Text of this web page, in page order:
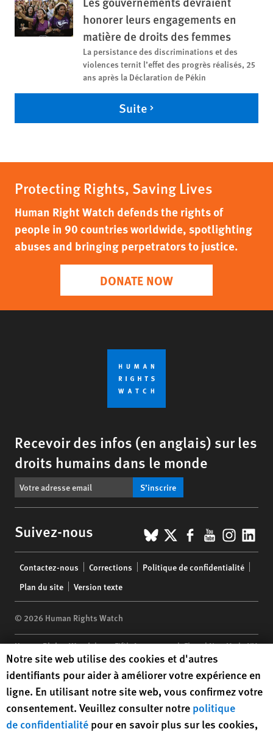
honorer leurs engagements en
matière de droits des femmes
La persistance des discriminations et des
violences ternit l’effet des progrès réalisés, 25
ans après la Déclaration de Pékin
Suite
Protecting Rights, Saving Lives
Human Right Watch defends the rights of
people in 90 countries worldwide, spotlighting
abuses and bringing perpetrators to justice.
DONATE NOW
Recevoir des infos (en anglais) sur les
droits humains dans le monde
S’inscrire
Suivez-nous BlueSky
X Facebook
YouTube
menu
Contactez-nous Corrections
Politique de confidentialité
Plan du site
Version texte
© 2026 Human Rights Watch
Human Rights Watch| 350 Fifth Avenue, 34th Floor | New York,NY
10118-3299USA |t1.212.290.4700
Human Rights Watchis a 501(C)(3) nonprofit registered in the US
under EIN: 13-2875808
Human Rights Watch cookie preferences
Notre site web utilise des cookies et d'autres
identifiants pour aider à améliorer votre expérience en
ligne. En utilisant notre site web, vous confirmez votre
consentement. Veuillez consulter notre politique
de confidentialité pour en savoir plus sur les cookies,